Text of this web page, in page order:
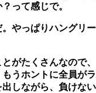
って感じで。
やっぱりハングリー
がたくさんなので、
うホントに全員がラ
しながら、負けない